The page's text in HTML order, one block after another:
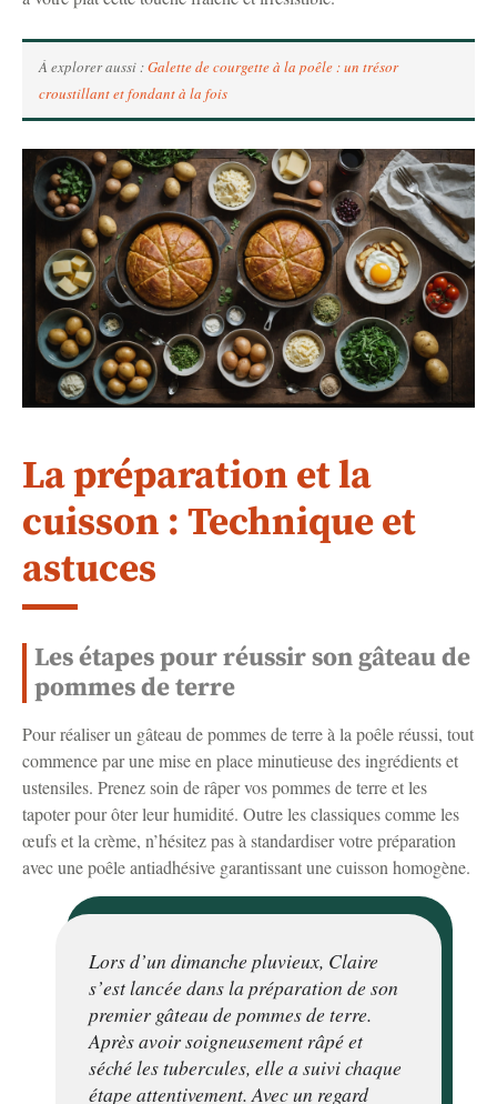
À explorer aussi :Galette de courgette à la poêle : un trésor
croustillant et fondant à la fois
La préparation et la
cuisson : Technique et
astuces
Les étapes pour réussir son gâteau de
pommes de terre
Pour réaliser un gâteau de pommes de terre à la poêle réussi, tout
commence par une mise en place minutieuse des ingrédients et
ustensiles. Prenez soin de râper vos pommes de terre et les
tapoter pour ôter leur humidité. Outre les classiques comme les
œufs et la crème, n’hésitez pas à standardiser votre préparation
avec une poêle antiadhésive garantissant une cuisson homogène.
Lors d’un dimanche pluvieux, Claire
s’est lancée dans la préparation de son
premier gâteau de pommes de terre.
Après avoir soigneusement râpé et
séché les tubercules, elle a suivi chaque
étape attentivement. Avec un regard